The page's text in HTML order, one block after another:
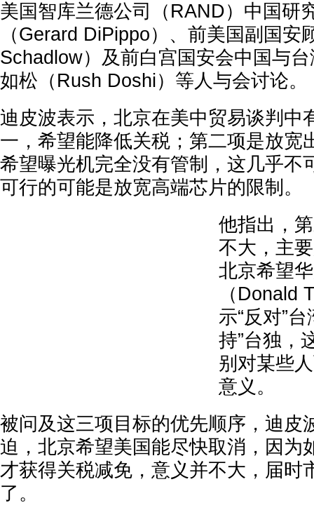
美国智库兰德公司（RAND）中国研
（Gerard DiPippo）、前美国副国安
Schadlow）及前白宫国安会中国与
如松（Rush Doshi）等人与会讨论。
迪皮波表示，北京在美中贸易谈判中
一，希望能降低关税；第二项是放宽
希望曝光机完全没有管制，这几乎不
可行的可能是放宽高端芯片的限制。
他指出，
不大，主
北京希望
（Donald
示“反对”
持”台独，
别对某些
意义。
被问及这三项目标的优先顺序，迪皮
迫，北京希望美国能尽快取消，因为
才获得关税减免，意义并不大，届时
了。